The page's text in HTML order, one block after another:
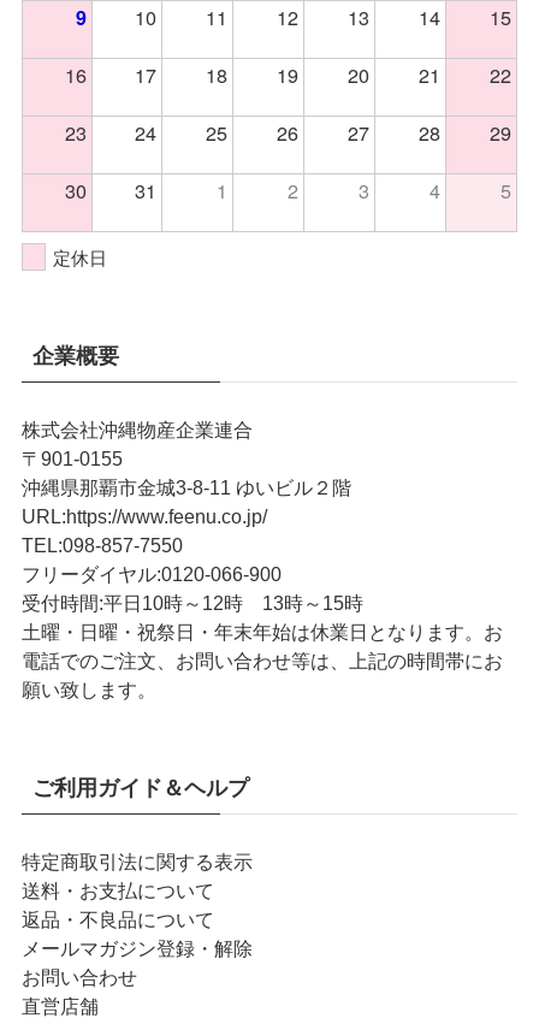
9 10 11 12 13 14
15
16
17 18 19 20 21
22
23
24 25 26 27 28
29
30
31 1 2 3 4 5
定休日
企業概要
株式会社沖縄物産企業連合
〒901-0155
沖縄県那覇市金城3-8-11 ゆいビル２階
URL:https://www.feenu.co.jp/
TEL:098-857-7550
フリーダイヤル:0120-066-900
受付時間:平日10時～12時 13時～15時
土曜・日曜・祝祭日・年末年始は休業日となります。お
電話でのご注文、お問い合わせ等は、上記の時間帯にお
願い致します。
ご利用ガイド＆ヘルプ
特定商取引法に関する表示
送料・お支払について
返品・不良品について
メールマガジン登録・解除
お問い合わせ
直営店舗